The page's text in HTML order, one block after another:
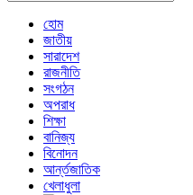
হোম
জাতীয়
সারাদেশ
রাজনীতি
সংগঠন
অপরাধ
শিক্ষা
বানিজ্য
বিনোদন
আর্ন্তজাতিক
খেলাধুলা